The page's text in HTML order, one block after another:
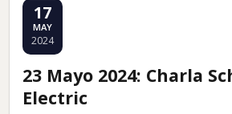
17
MAY
2024
23 Mayo 2024: Charla
Electric